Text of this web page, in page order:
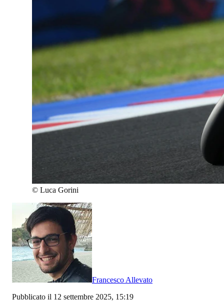
© Luca Gorini
Francesco Allevato
Pubblicato il 12 settembre 2025, 15:19